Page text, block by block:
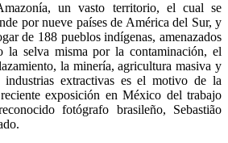
un vasto territorio, el cual se
por nueve países de América del Sur, y
de 188 pueblos indígenas, amenazados
la selva misma por la contaminación, el
la minería, agricultura masiva y
industrias extractivas es el motivo de la
exposición en México del trabajo
fotógrafo brasileño, Sebastião